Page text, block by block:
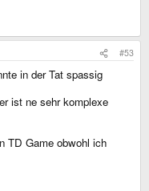
#53
in der Tat spassig
ist ne sehr komplexe
TD Game obwohl ich